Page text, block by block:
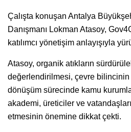
Çalışta konuşan Antalya
Danışmanı Lokman Atasoy,
katılımcı yönetişim anlayışıyla
Atasoy, organik atıkların
değerlendirilmesi, çevre bilincinin
dönüşüm sürecinde kamu
akademi, üreticiler ve
etmesinin önemine dikkat çekti.